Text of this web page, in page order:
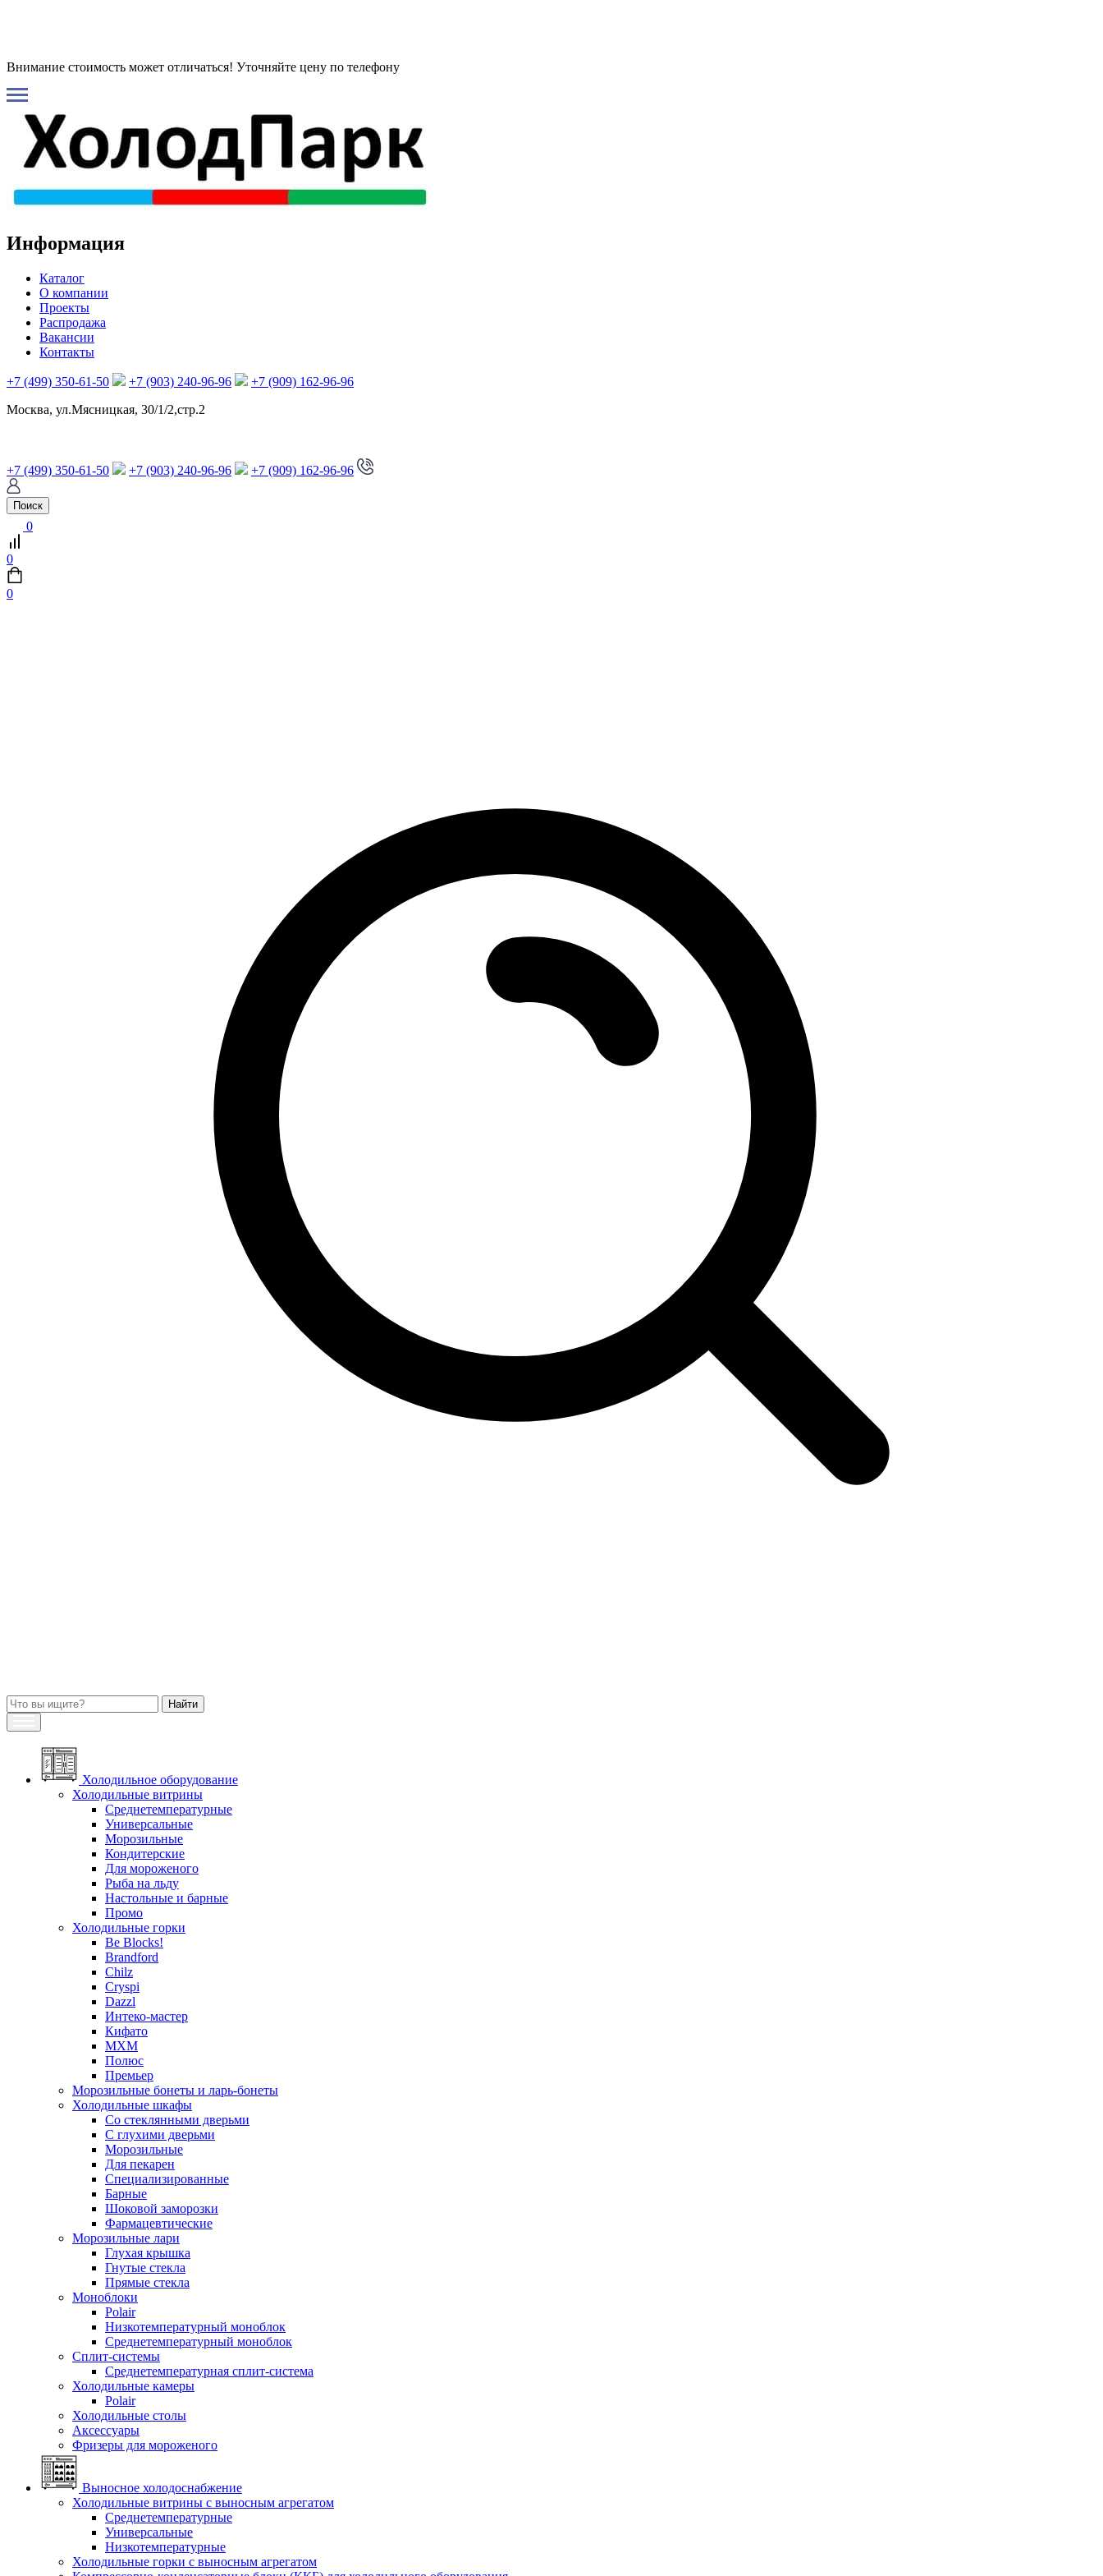
Внимание стоимость может отличаться! Уточняйте цену по телефону
Информация
Каталог
О компании
Проекты
Распродажа
Вакансии
Контакты
+7 (499) 350-61-50 +7 (903) 240-96-96
+7 (909) 162-96-96
Москва, ул.Мясницкая, 30/1/2,стр.2
+7 (499) 350-61-50 +7 (903) 240-96-96 +7 (909) 162-96-96
Поиск
0
0
0
Холодильное оборудование
Холодильные витрины
Среднетемпературные
Универсальные
Морозильные
Кондитерские
Для мороженого
Рыба на льду
Настольные и барные
Промо
Холодильные горки
Be Blocks!
Brandford
Chilz
Cryspi
Dazzl
Интеко-мастер
Кифато
МХМ
Полюс
Премьер
Морозильные бонеты и ларь-бонеты
Холодильные шкафы
Со стеклянными дверьми
С глухими дверьми
Морозильные
Для пекарен
Специализированные
Барные
Шоковой заморозки
Фармацевтические
Морозильные лари
Глухая крышка
Гнутые стекла
Прямые стекла
Моноблоки
Polair
Низкотемпературный моноблок
Среднетемпературный моноблок
Сплит-системы
Среднетемпературная сплит-система
Холодильные камеры
Polair
Холодильные столы
Аксессуары
Фризеры для мороженого
Выносное холодоснабжение
Холодильные витрины с выносным агрегатом
Среднетемпературные
Универсальные
Низкотемпературные
Холодильные горки с выносным агрегатом